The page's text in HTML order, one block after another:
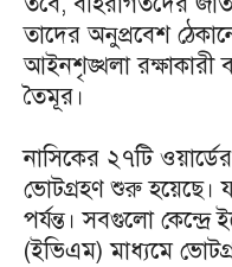
তাদের অনুপ্রবেশ
আইনশৃঙ্খলা রক্ষাকারী
তৈমূর।
নাসিকের ২৭টি
ভোটগ্রহণ শুরু হয়েছে।
পর্যন্ত। সবগুলো কেন্দ্রে
(ইভিএম) মাধ্যমে